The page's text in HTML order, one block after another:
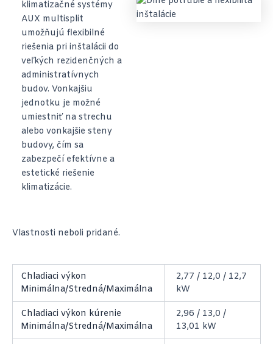
klimatizačné systémy
AUX multisplit
umožňujú flexibilné
riešenia pri inštalácii do
veľkých rezidenčných a
administratívnych
budov. Vonkajšiu
jednotku je možné
umiestniť na strechu
alebo vonkajšie steny
budovy, čím sa
zabezpečí efektívne a
estetické riešenie
klimatizácie.
Vlastnosti neboli pridané.
Chladiaci výkon
Minimálna/Stredná/Maximálna
2,77 / 12,0 / 12,7
kW
Chladiaci výkon kúrenie
Minimálna/Stredná/Maximálna
2,96 / 13,0 /
13,01 kW